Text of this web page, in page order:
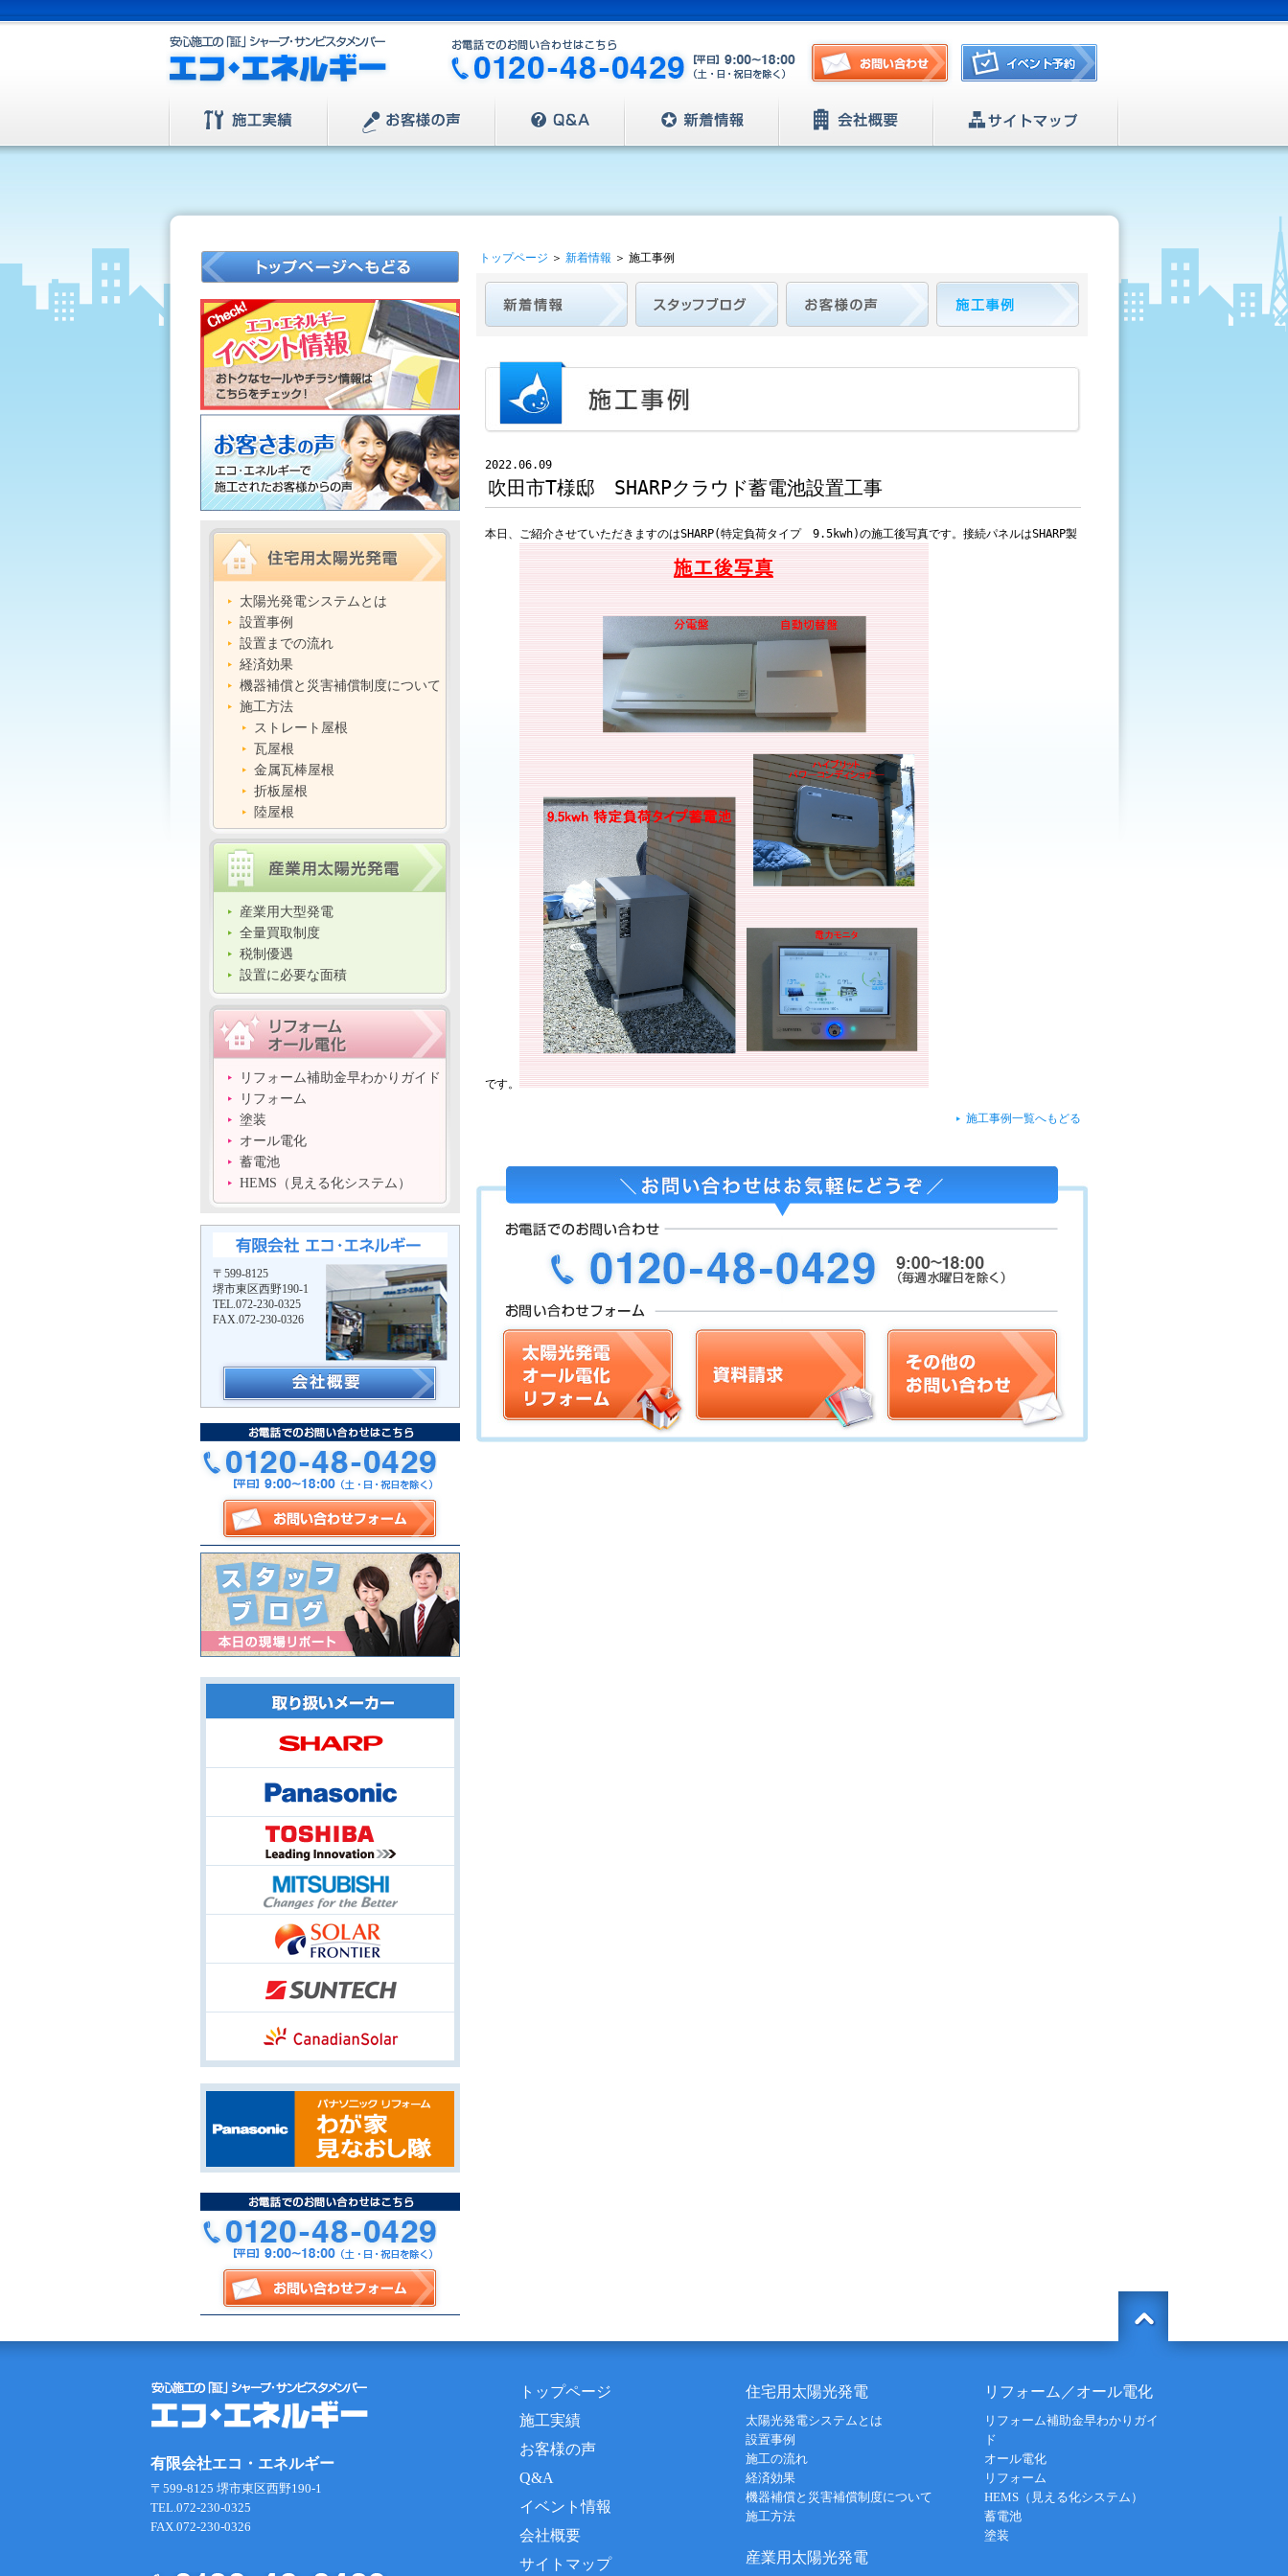
太陽光発電システムとは
設置事例
設置までの流れ
経済効果
機器補償と災害補償制度について
施工方法
ストレート屋根
瓦屋根
金属瓦棒屋根
折板屋根
陸屋根
産業用大型発電
全量買取制度
税制優遇
設置に必要な面積
リフォーム補助金早わかりガイド
リフォーム
塗装
オール電化
蓄電池
HEMS（見える化システム）
〒599-8125
堺市東区西野190-1
TEL.072-230-0325
FAX.072-230-0326
トップページ ＞ 新着情報 ＞ 施工事例
2022.06.09
吹田市T様邸 SHARPクラウド蓄電池設置工事
本日、ご紹介させていただきますのはSHARP(特定負荷タイプ 9.5kwh)の施工後写真です。接続パネルはSHARP製
です。
施工事例一覧へもどる
有限会社エコ・エネルギー
〒599-8125 堺市東区西野190-1
TEL.072-230-0325
FAX.072-230-0326
トップページ
施工実績
お客様の声
Q&A
イベント情報
会社概要
サイトマップ
住宅用太陽光発電
太陽光発電システムとは
設置事例
施工の流れ
経済効果
機器補償と災害補償制度について
施工方法
産業用太陽光発電
リフォーム／オール電化
リフォーム補助金早わかりガイ
ド
オール電化
リフォーム
HEMS（見える化システム）
蓄電池
塗装